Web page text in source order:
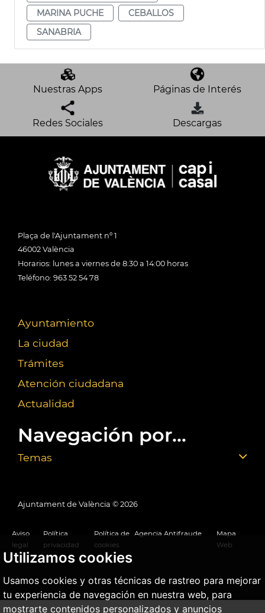
Utilizamos cookies
Usamos cookies y otras técnicas de rastreo para mejorar
tu experiencia de navegación en nuestra web, para
mostrarte contenidos personalizados y anuncios
MARINA PUCHE
CEBALLOS
SANABRIA
Nuestras Apps Páginas de Interés
Redes Sociales Descargas
Plaça de l'Ajuntament nº 1
46002 València
Horarios: lunes a viernes de 8:30 a 14:00 horas
Teléfono: 963 52 54 78
Ayuntamiento
La ciudad
Trámites
Atención ciudadana
Actualidad
Navegación por...
Temas
Ajuntament de València © 2026
Aviso
legal
Política
privacidad
Política de
cookies
Agencia Antifraude
Mapa
Web